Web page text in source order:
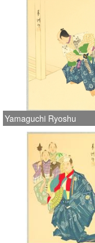
Yamaguchi Ryoshu